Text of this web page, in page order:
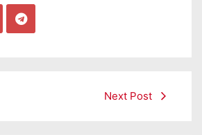
Next Post